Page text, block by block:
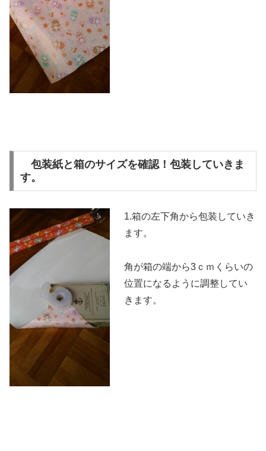
包装紙と箱のサイズを確認！包装していきま
す。
1.箱の左下角から包装していき
ます。
角が箱の端から3ｃｍくらいの
位置になるように調整してい
きます。